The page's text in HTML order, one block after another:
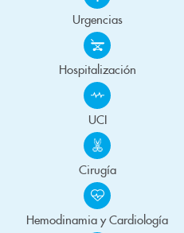
Urgencias
Hospitalización
UCI
Cirugía
Hemodinamia y Cardiología